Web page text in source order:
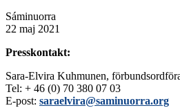
Sáminuorra
22 maj 2021
Presskontakt:
Sara-Elvira Kuhmunen,
Tel: + 46 (0) 70 380 07 03
E-post: saraelvira@saminuorra.org